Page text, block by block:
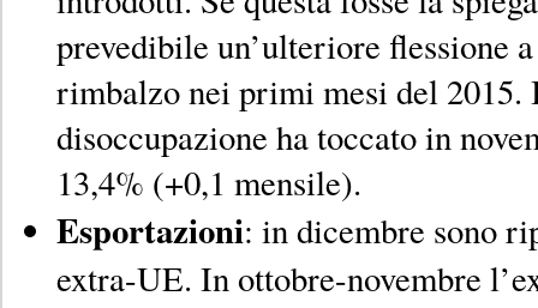
prevedibile un’ulteriore flessione
rimbalzo nei primi mesi del 2015.
disoccupazione ha toccato in
13,4% (+0,1 mensile).
Esportazioni: in dicembre sono
extra-UE. In ottobre-novembre